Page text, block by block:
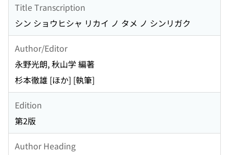
Title Transcription
シン ショウヒシャ リカイ ノ タメ ノ シンリガク
Author/Editor
永野光朗, 秋山学 編著
杉本徹雄 [ほか] [執筆]
Edition
第2版
Author Heading